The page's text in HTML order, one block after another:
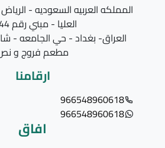
المملكه العربيه السعوديه -
العليا - مبني رقم 8844
العراق- بغداد - حي الجامعه -
مطعم فروج و
ارقامنا
966548960618
966548960618
افاق